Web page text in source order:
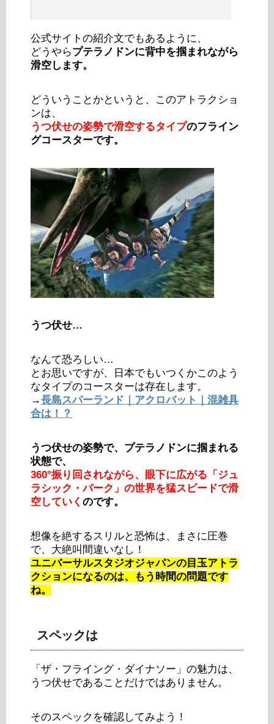
公式サイトの紹介文でもあるように、
どうやらプテラノドンに背中を掴まれながら
滑空します。
どういうことかというと、このアトラクショ
ンは、
うつ伏せの姿勢で滑空するタイプのフライン
グコースターです。
うつ伏せ…
なんて恐ろしい…
とお思いですが、日本でもいつくかこのよう
なタイプのコースターは存在します。
→長島スパーランド｜アクロバット｜混雑具
合は！？
うつ伏せの姿勢で、プテラノドンに掴まれる
状態で、
360°振り回されながら、眼下に広がる「ジュ
ラシック・パーク」の世界を猛スピードで滑
空していく のです。
想像を絶するスリルと恐怖は、まさに圧巻
で、大絶叫間違いなし！
ユニバーサルスタジオジャパンの目玉アトラ
クションになるのは、もう時間の問題です
ね。
スペックは
「ザ・フライング・ダイナソー」の魅力は、
うつ伏せであることだけではありません。
そのスペックを確認してみよう！